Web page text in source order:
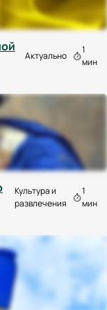
Актуально
1
мин
Культура и
развлечения
1
мин